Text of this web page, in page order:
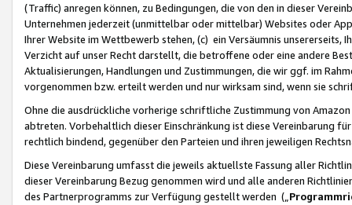
(Traffic) anregen können, zu Bedingungen, die von den in dieser
Unternehmen jederzeit (unmittelbar oder mittelbar) Websites oder
Ihrer Website im Wettbewerb stehen, (c) ein Versäumnis unsererseits,
Verzicht auf unser Recht darstellt, die betroffene oder eine andere
Aktualisierungen, Handlungen und Zustimmungen, die wir ggf. im
vorgenommen bzw. erteilt werden und nur wirksam sind, wenn sie
Ohne die ausdrückliche vorherige schriftliche Zustimmung von
abtreten. Vorbehaltlich dieser Einschränkung ist diese Vereinbarung
rechtlich bindend, gegenüber den Parteien und ihren jeweiligen
Diese Vereinbarung umfasst die jeweils aktuellste Fassung aller
dieser Vereinbarung Bezug genommen wird und alle anderen
des Partnerprogramms zur Verfügung gestellt werden („